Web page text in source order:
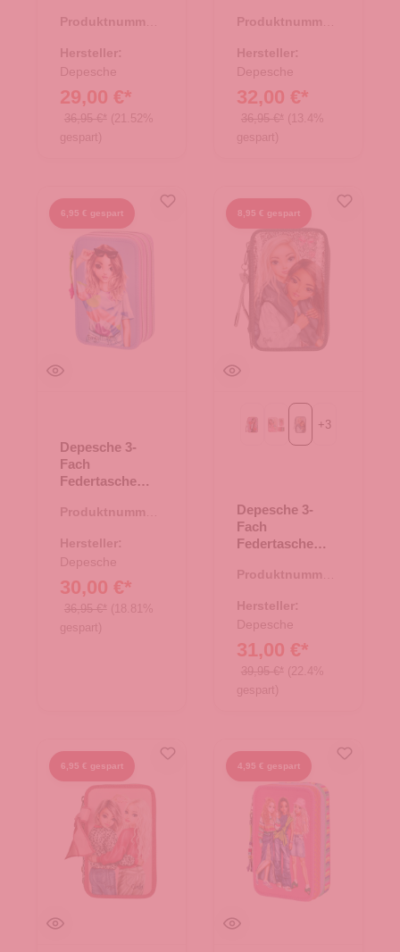
TOPModel
60- Blau
Produktnummer:
Hersteller:
Depesche
29,00 €*
36,95 €* (21.52%
gespart)
ELECTRIC 10-
Produktnummer:
Hersteller:
Depesche
32,00 €*
36,95 €* (13.4%
gespart)
6,95 € gespart
Depesche 3-
Fach
Federtasche
FLASH lila
Produktnummer:
Hersteller:
Depesche
30,00 €*
36,95 €* (18.81%
gespart)
8,95 € gespart
GIRL POWER
JUICYMY BFF
+3
Depesche 3-
Fach
Federtasche
BFF
Produktnummer:
Hersteller:
Depesche
31,00 €*
39,95 €* (22.4%
gespart)
6,95 € gespart 4,95 € gespart